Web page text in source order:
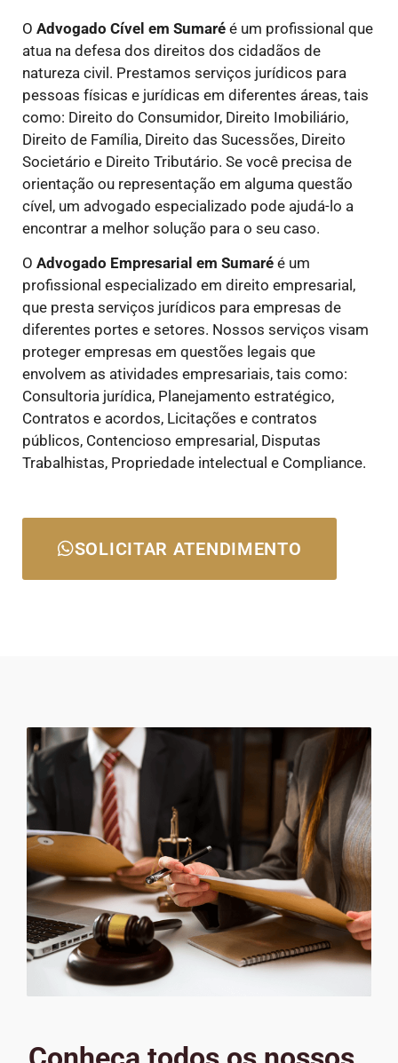
O Advogado Cível em Sumaré é um profissional que
atua na defesa dos direitos dos cidadãos de
natureza civil. Prestamos serviços jurídicos para
pessoas físicas e jurídicas em diferentes áreas, tais
como: Direito do Consumidor, Direito Imobiliário,
Direito de Família, Direito das Sucessões, Direito
Societário e Direito Tributário. Se você precisa de
orientação ou representação em alguma questão
cível, um advogado especializado pode ajudá-lo a
encontrar a melhor solução para o seu caso.
O Advogado Empresarial em Sumaré é um
profissional especializado em direito empresarial,
que presta serviços jurídicos para empresas de
diferentes portes e setores. Nossos serviços visam
proteger empresas em questões legais que
envolvem as atividades empresariais, tais como:
Consultoria jurídica, Planejamento estratégico,
Contratos e acordos, Licitações e contratos
públicos, Contencioso empresarial, Disputas
Trabalhistas, Propriedade intelectual e Compliance.
SOLICITAR ATENDIMENTO